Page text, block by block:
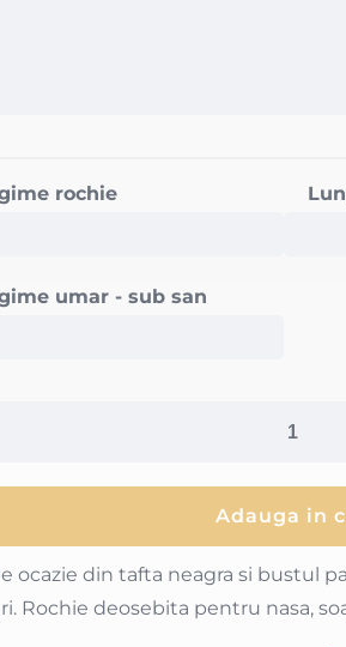
rochie
umar - sub san
Adauga in
ocazie din tafta neagra si bustul
Rochie deosebita pentru nasa,